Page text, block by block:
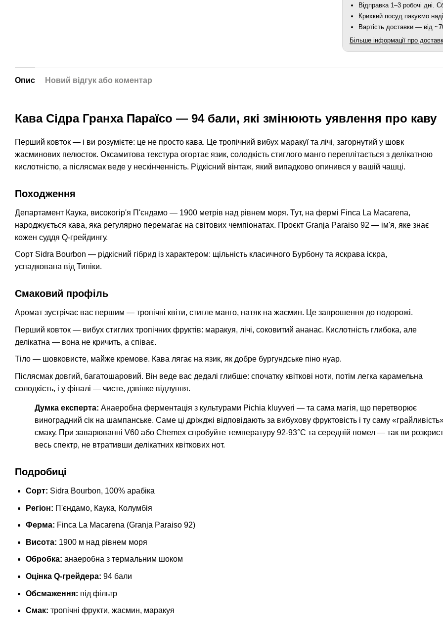
Відправка 1–3 робочі дні.
Крихкий посуд пакуємо
Вартість доставки — від
Більше інформації про
Опис Новий відгук або коментар
Кава Сідра Гранха Параїсо — 94 бали, які змінюють уявлення про каву
Перший ковток — і ви розумієте: це не просто кава. Це тропічний вибух маракуї та лічі, загорнутий у шовк
жасминових пелюсток. Оксамитова текстура огортає язик, солодкість стиглого манго переплітається з делікатною
кислотністю, а післясмак веде у нескінченність. Рідкісний вінтаж, який випадково опинився у вашій чашці.
Походження
Департамент Каука, високогір'я П'єндамо — 1900 метрів над рівнем моря. Тут, на фермі Finca La Macarena,
народжується кава, яка регулярно перемагає на світових чемпіонатах. Проєкт Granja Paraiso 92 — ім'я, яке знає
кожен суддя Q-грейдингу.
Сорт Sidra Bourbon — рідкісний гібрид із характером: щільність класичного Бурбону та яскрава іскра,
успадкована від Типіки.
Смаковий профіль
Аромат зустрічає вас першим — тропічні квіти, стигле манго, натяк на жасмин. Це запрошення до подорожі.
Перший ковток — вибух стиглих тропічних фруктів: маракуя, лічі, соковитий ананас. Кислотність глибока, але
делікатна — вона не кричить, а співає.
Тіло — шовковисте, майже кремове. Кава лягає на язик, як добре бургундське піно нуар.
Післясмак довгий, багатошаровий. Він веде вас дедалі глибше: спочатку квіткові ноти, потім легка карамельна
солодкість, і у фіналі — чисте, дзвінке відлуння.
Думка експерта: Анаеробна ферментація з культурами Pichia kluyveri — та сама магія, що перетворює
виноградний сік на шампанське. Саме ці дріжджі відповідають за вибухову фруктовість і ту саму
смаку. При заварюванні V60 або Chemex спробуйте температуру 92-93°C та середній помел — так ви
весь спектр, не втративши делікатних квіткових нот.
Подробиці
Сорт: Sidra Bourbon, 100% арабіка
Регіон: П'єндамо, Каука, Колумбія
Ферма: Finca La Macarena (Granja Paraiso 92)
Висота: 1900 м над рівнем моря
Обробка: анаеробна з термальним шоком
Оцінка Q-грейдера: 94 бали
Обсмаження: під фільтр
Смак: тропічні фрукти, жасмин, маракуя